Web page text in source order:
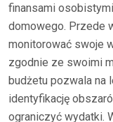
finansami
domowego. Przede
monitorować swoje
zgodnie ze swoimi
budżetu pozwala na
identyfikację
ograniczyć wydatki.